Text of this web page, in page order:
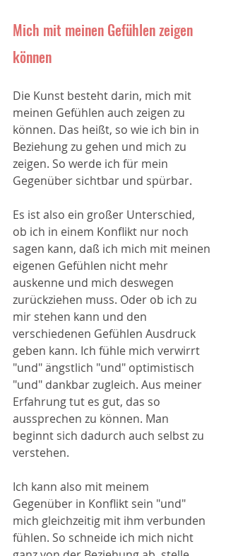
Mich mit meinen Gefühlen zeigen
können
Die Kunst besteht darin, mich mit
meinen Gefühlen auch zeigen zu
können. Das heißt, so wie ich bin in
Beziehung zu gehen und mich zu
zeigen. So werde ich für mein
Gegenüber sichtbar und spürbar.
Es ist also ein großer Unterschied,
ob ich in einem Konflikt nur noch
sagen kann, daß ich mich mit meinen
eigenen Gefühlen nicht mehr
auskenne und mich deswegen
zurückziehen muss. Oder ob ich zu
mir stehen kann und den
verschiedenen Gefühlen Ausdruck
geben kann. Ich fühle mich verwirrt
"und" ängstlich "und" optimistisch
"und" dankbar zugleich. Aus meiner
Erfahrung tut es gut, das so
aussprechen zu können. Man
beginnt sich dadurch auch selbst zu
verstehen.
Ich kann also mit meinem
Gegenüber in Konflikt sein "und"
mich gleichzeitig mit ihm verbunden
fühlen. So schneide ich mich nicht